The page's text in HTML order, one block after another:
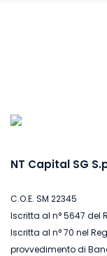
NT Capital SG
C.O.E. SM 22345
Iscritta al n° 5647 del
Iscritta al n° 70 nel
provvedimento di